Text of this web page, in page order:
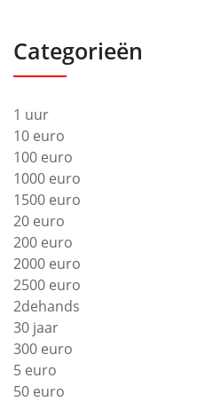
Categorieën
1 uur
10 euro
100 euro
1000 euro
1500 euro
20 euro
200 euro
2000 euro
2500 euro
2dehands
30 jaar
300 euro
5 euro
50 euro